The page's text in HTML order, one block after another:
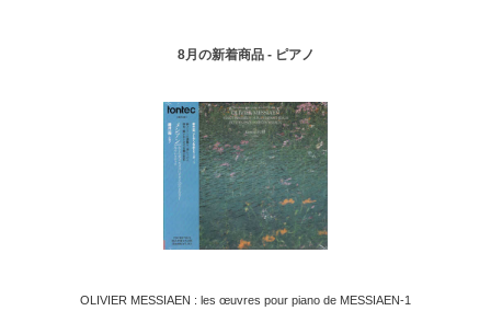
8月の新着商品 - ピアノ
OLIVIER MESSIAEN : les œuvres pour piano de MESSIAEN-1